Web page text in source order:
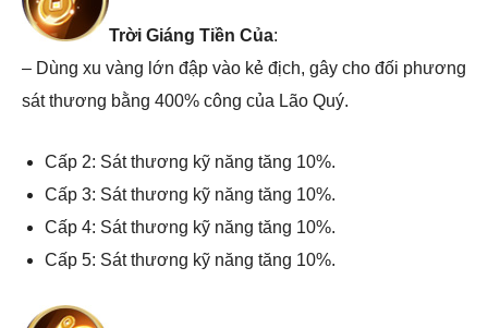
Trời Giáng Tiền Của:
– Dùng xu vàng lớn đập vào kẻ địch, gây cho đối phương
sát thương bằng 400% công của Lão Quý.
Cấp 2: Sát thương kỹ năng tăng 10%.
Cấp 3: Sát thương kỹ năng tăng 10%.
Cấp 4: Sát thương kỹ năng tăng 10%.
Cấp 5: Sát thương kỹ năng tăng 10%.